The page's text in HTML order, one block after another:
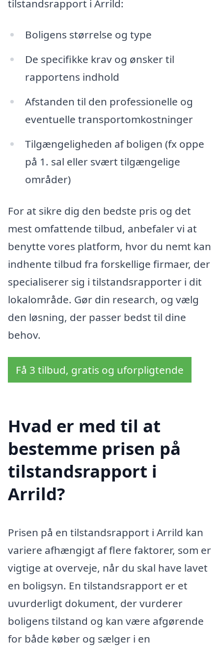
tilstandsrapport i Arrild:
Boligens størrelse og type
De specifikke krav og ønsker til
rapportens indhold
Afstanden til den professionelle og
eventuelle transportomkostninger
Tilgængeligheden af boligen (fx oppe
på 1. sal eller svært tilgængelige
områder)
For at sikre dig den bedste pris og det
mest omfattende tilbud, anbefaler vi at
benytte vores platform, hvor du nemt kan
indhente tilbud fra forskellige firmaer, der
specialiserer sig i tilstandsrapporter i dit
lokalområde. Gør din research, og vælg
den løsning, der passer bedst til dine
behov.
Få 3 tilbud, gratis og uforpligtende
Hvad er med til at
bestemme prisen på
tilstandsrapport i
Arrild?
Prisen på en tilstandsrapport i Arrild kan
variere afhængigt af flere faktorer, som er
vigtige at overveje, når du skal have lavet
en boligsyn. En tilstandsrapport er et
uvurderligt dokument, der vurderer
boligens tilstand og kan være afgørende
for både køber og sælger i en